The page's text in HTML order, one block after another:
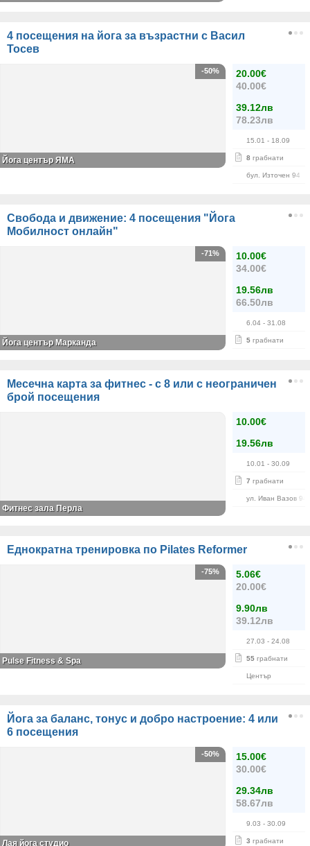
4 посещения на йога за възрастни с Васил
Тосев
20.00€
40.00€
39.12лв
78.23лв
15.01 - 18.09
8 грабнати
бул. Източен 94
-50%
Йога център ЯМА
Свобода и движение: 4 посещения "Йога
Мобилност онлайн"
10.00€
34.00€
19.56лв
66.50лв
6.04 - 31.08
5 грабнати
-71%
Йога център Марканда
Месечна карта за фитнес - с 8 или с неограничен
брой посещения
10.00€
19.56лв
10.01 - 30.09
7 грабнати
ул. Иван Вазов 94
Фитнес зала Перла
Еднократна тренировка по Pilates Reformer
5.06€
20.00€
9.90лв
39.12лв
27.03 - 24.08
55 грабнати
Център
-75%
Pulse Fitness & Spa
Йога за баланс, тонус и добро настроение: 4 или
6 посещения
15.00€
30.00€
29.34лв
58.67лв
9.03 - 30.09
3 грабнати
-50%
Лая йога студио